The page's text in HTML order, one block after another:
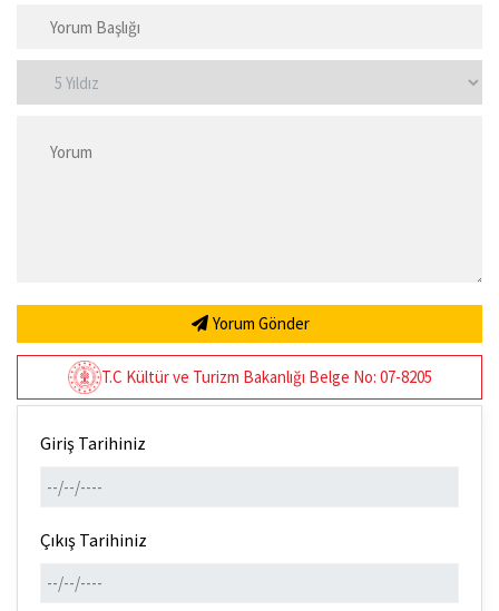
Yorum Gönder
T.C Kültür ve Turizm Bakanlığı Belge No: 07-8205
Giriş Tarihiniz
Çıkış Tarihiniz